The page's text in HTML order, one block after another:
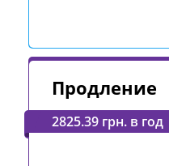
Продление
2825.39 грн. в год